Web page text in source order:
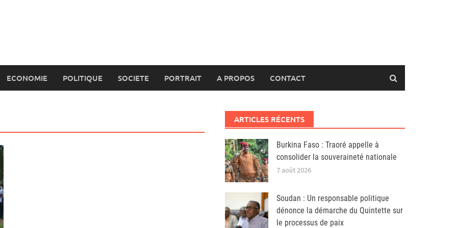
ECONOMIE POLITIQUE SOCIETE PORTRAIT A PROPOS CONTACT
ARTICLES RÉCENTS
Burkina Faso : Traoré appelle à
consolider la souveraineté nationale
7 août 2026
Soudan : Un responsable politique
dénonce la démarche du Quintette sur
le processus de paix